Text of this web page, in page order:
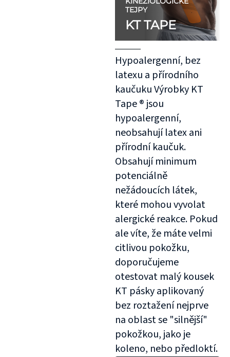
TEJPY
KT TAPE
Hypoalergenní, bez
latexu a přírodního
kaučuku Výrobky KT
Tape ® jsou
hypoalergenní,
neobsahují latex ani
přírodní kaučuk.
Obsahují minimum
potenciálně
nežádoucích látek,
které mohou vyvolat
alergické reakce. Pokud
ale víte, že máte velmi
citlivou pokožku,
doporučujeme
otestovat malý kousek
KT pásky aplikovaný
bez roztažení nejprve
na oblast se "silnější"
pokožkou, jako je
koleno, nebo předloktí.